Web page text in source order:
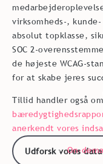
On-
virksomheds-,
absolut topklasse,
SOC 2-
de højeste WCAG-
for at skabe jeres
Tillid handler også
anerkendt vores
Udforsk vores